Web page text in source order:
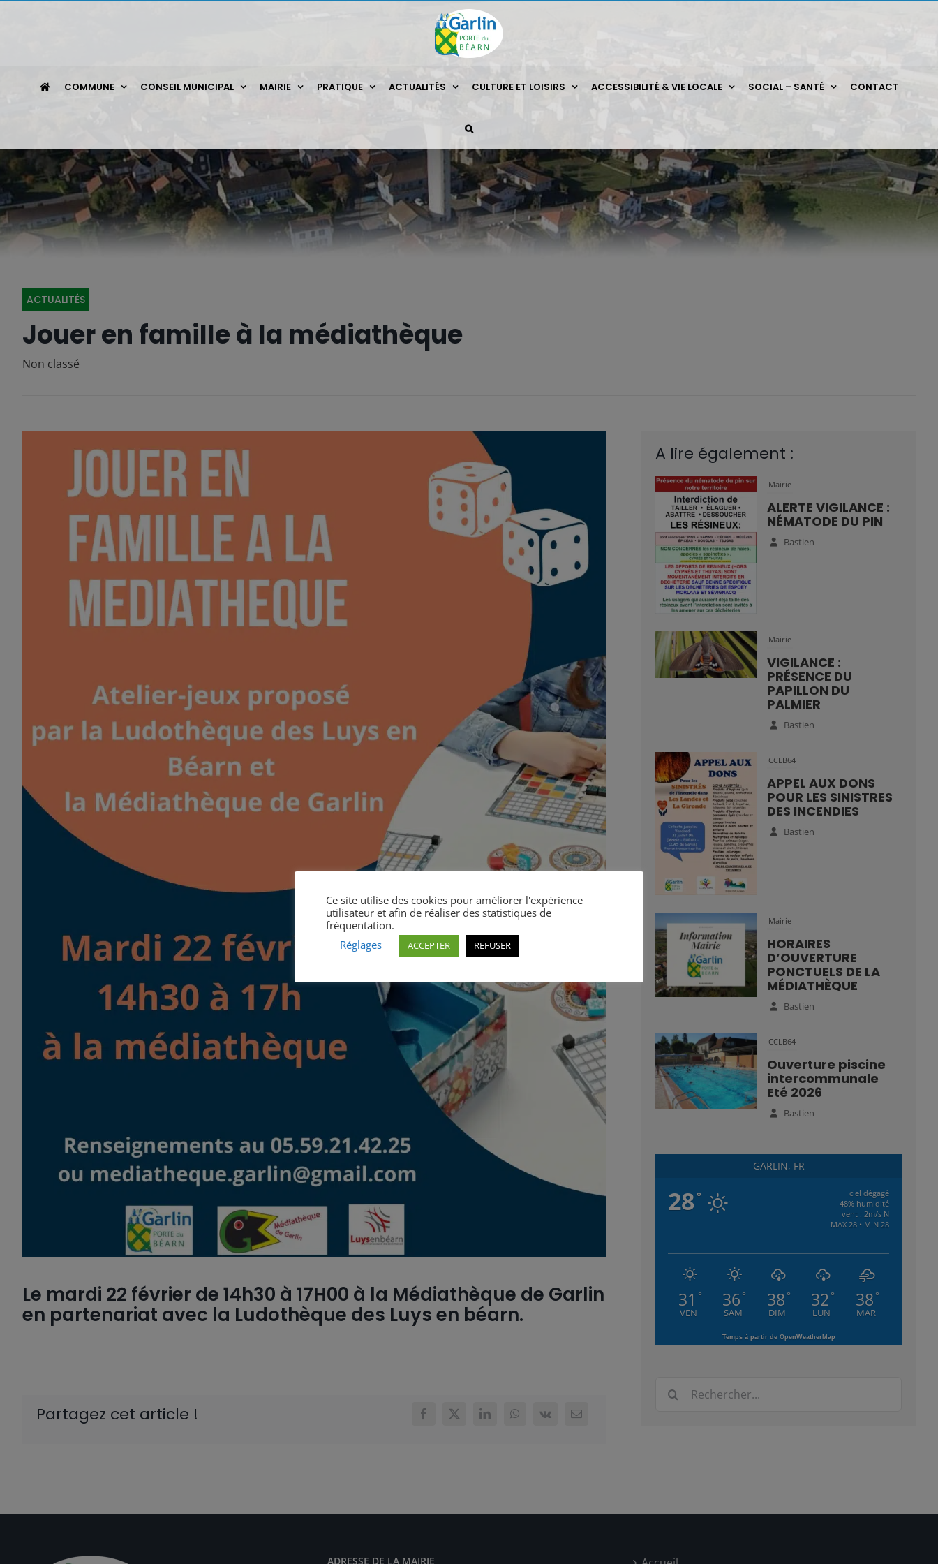
COMMUNE CONSEIL MUNICIPAL MAIRIE PRATIQUE ACTUALITÉS CULTURE ET LOISIRS ACCESSIBILITÉ & VIE LOCALE SOCIAL – SANTÉ CONTACT
ACTUALITÉS
Jouer en famille à la médiathèque
Non classé
Le mardi 22 février de 14h30 à 17H00 à la Médiathèque de Garlin
en partenariat avec la Ludothèque des Luys en béarn.
Partagez cet article !
A lire également :
Mairie
ALERTE VIGILANCE :
NÉMATODE DU PIN
Bastien
Mairie
VIGILANCE :
PRÉSENCE DU
PAPILLON DU
PALMIER
Bastien
CCLB64
APPEL AUX DONS
POUR LES SINISTRES
DES INCENDIES
Bastien
Mairie
HORAIRES
D’OUVERTURE
PONCTUELS DE LA
MÉDIATHÈQUE
Bastien
CCLB64
Ouverture piscine
intercommunale
Eté 2026
Bastien
GARLIN, FR
28°
ciel dégagé
48% humidité
vent : 2m/s N
MAX 28 • MIN 28
31 °
VEN
36 °
SAM
38 °
DIM
32 °
LUN
38 °
MAR
Temps à partir de OpenWeatherMap
ADRESSE DE LA MAIRIE
Ce site utilise des cookies pour améliorer l'expérience
utilisateur et afin de réaliser des statistiques de
fréquentation.
Réglages
ACCEPTER REFUSER